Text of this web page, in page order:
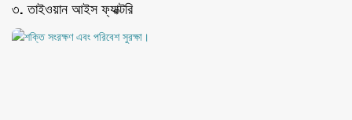
৩. তাইওয়ান আইস ফ্যাক্টরি